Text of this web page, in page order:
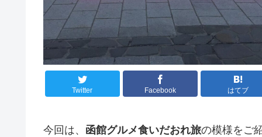
Twitter Facebook はてブ
今回は、 函館グルメ食いだおれ旅の模様をご